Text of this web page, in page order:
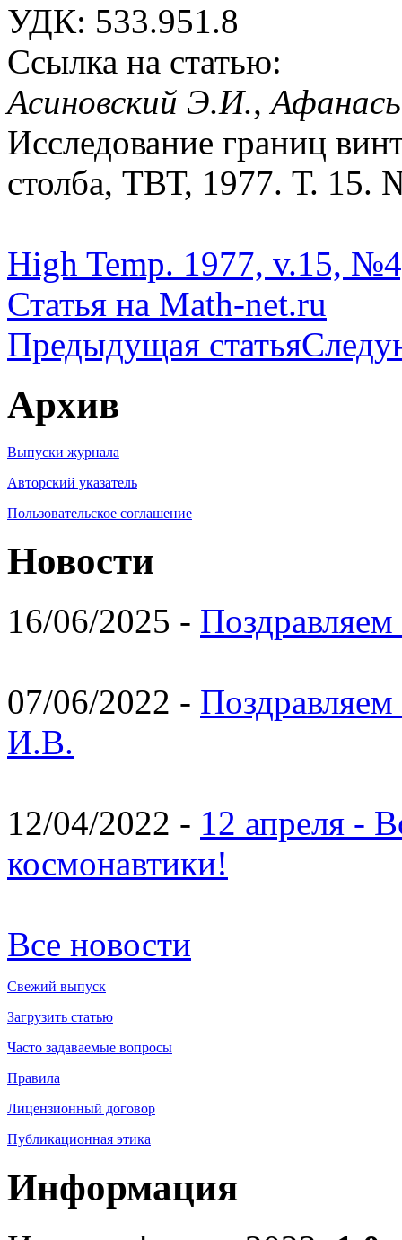
УДК: 533.951.8
Ссылка на статью:
Асиновский Э.И.,
Исследование границ
столба, ТВТ, 1977. Т. 15.
High Temp. 1977, v.15,
Статья на Math-net.ru
Предыдущая статья
Архив
Выпуски журнала
Авторский указатель
Пользовательское соглашение
Новости
16/06/2025 -
07/06/2022 -
И.В.
12/04/2022 - 12 апреля -
космонавтики!
Все новости
Свежий выпуск
Загрузить статью
Часто задаваемые вопросы
Правила
Лицензионный договор
Публикационная этика
Информация